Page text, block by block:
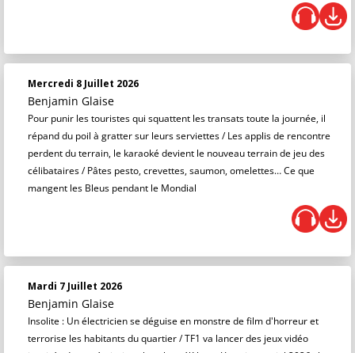
Mercredi 8 Juillet 2026
Benjamin Glaise
Pour punir les touristes qui squattent les transats toute la journée, il
répand du poil à gratter sur leurs serviettes / Les applis de rencontre
perdent du terrain, le karaoké devient le nouveau terrain de jeu des
célibataires / Pâtes pesto, crevettes, saumon, omelettes… Ce que
mangent les Bleus pendant le Mondial
Mardi 7 Juillet 2026
Benjamin Glaise
Insolite : Un électricien se déguise en monstre de film d'horreur et
terrorise les habitants du quartier / TF1 va lancer des jeux vidéo